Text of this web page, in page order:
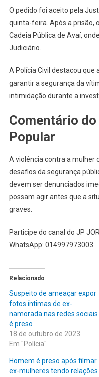
O pedido foi aceito pela
quinta-feira. Após a prisão,
Cadeia Pública de Avaí,
Judiciário.
A Polícia Civil destacou
garantir a segurança da
intimidação durante a
Comentário
Popular
A violência contra a mulher
desafios da segurança
devem ser denunciados
possam agir antes que a
graves.
Participe do canal do JP
WhatsApp: 014997973003.
Relacionado
Suspeito de ameaçar expor
fotos íntimas de ex-
namorada nas redes sociais
é preso
18 de outubro de 2023
Em "Polícia"
Homem é preso após filmar
ex-mulheres tendo relações